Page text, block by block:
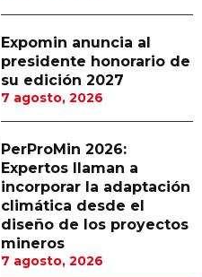
Expomin anuncia al
presidente honorario de
su edición 2027
7 agosto, 2026
PerProMin 2026:
Expertos llaman a
incorporar la adaptación
climática desde el
diseño de los proyectos
mineros
7 agosto, 2026